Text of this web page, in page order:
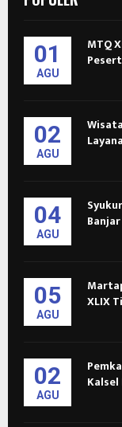
01
AGU
MTQ
02
AGU
04
AGU
05
AGU
XLIX
02
AGU
Kalsel